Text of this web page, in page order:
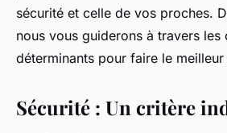
sécurité et celle de vos proches.
nous vous guiderons à travers les
déterminants pour faire le
Sécurité : Un critère